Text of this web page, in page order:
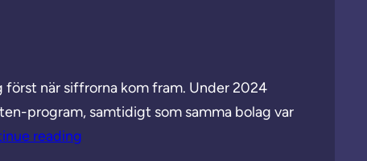
när siffrorna kom fram. Under 2024
program, samtidigt som samma bolag var
reading